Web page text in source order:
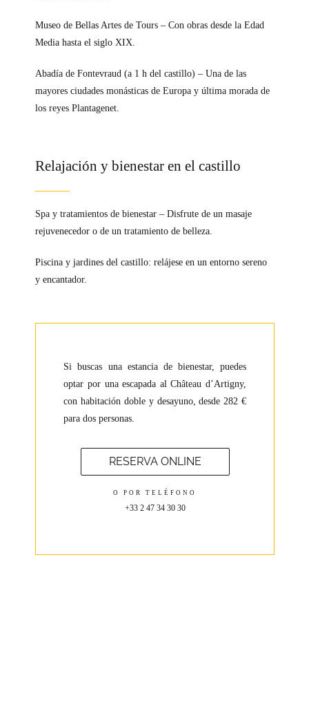
Museo de Bellas Artes de Tours – Con obras desde la Edad
Media hasta el siglo XIX.
Abadía de Fontevraud (a 1 h del castillo) – Una de las
mayores ciudades monásticas de Europa y última morada de
los reyes Plantagenet.
Relajación y bienestar en el castillo
Spa y tratamientos de bienestar – Disfrute de un masaje
rejuvenecedor o de un tratamiento de belleza.
Piscina y jardines del castillo: relájese en un entorno sereno
y encantador.
Si buscas una estancia de bienestar, puedes
optar por una escapada al Château d’Artigny,
con habitación doble y desayuno, desde 282 €
para dos personas.
RESERVA ONLINE
O POR TELÉFONO
+33 2 47 34 30 30